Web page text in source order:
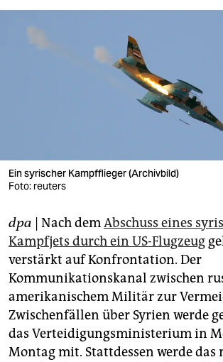
veranstaltungen
fragen & hilfe
unterstützen
abo
genossenschaft
epaper login
Ein syrischer Kampfflieger (Archivbild)
Foto: reuters
dpa | Nach demAbschuss eines
Kampfjets durch ein US-Flugzeug
verstärkt auf Konfrontation. Der
Kommunikationskanal zwischen
amerikanischem Militär zur
Zwischenfällen über Syrien werde
das Verteidigungsministerium in
Montag mit. Stattdessen werde das